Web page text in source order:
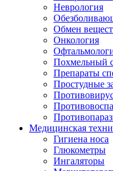
Неврология
Обмен
Онкология
Похмельный
Препараты
Простудные
Медицинская
Гигиена носа
Глюкометры
Ингаляторы